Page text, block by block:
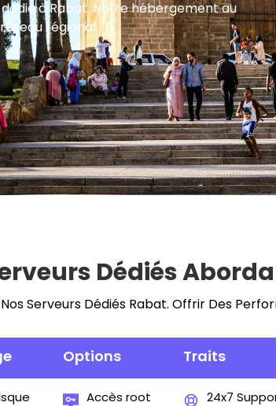
à Rabat. Notre hébergement au
régional.
Dédiés
Serveurs Dédiés Rabat. Offrir Des
Options Traits
Accès root
24x7